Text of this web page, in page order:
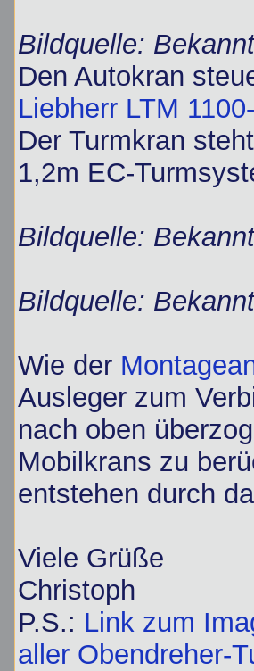
Bildquelle: Bekannt
Den Autokran
Liebherr LTM
Der Turmkran
1,2m EC-
Bildquelle: Bekannt
Bildquelle: Bekannt
Wie der
Ausleger zum
nach oben
Mobilkrans zu
entstehen durch
Viele Grüße
Christoph
P.S.: Link zum
aller Obendreher-